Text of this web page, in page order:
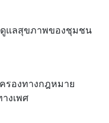
แลสุขภาพของชุมชน
รองทางกฎหมาย
งเพศ